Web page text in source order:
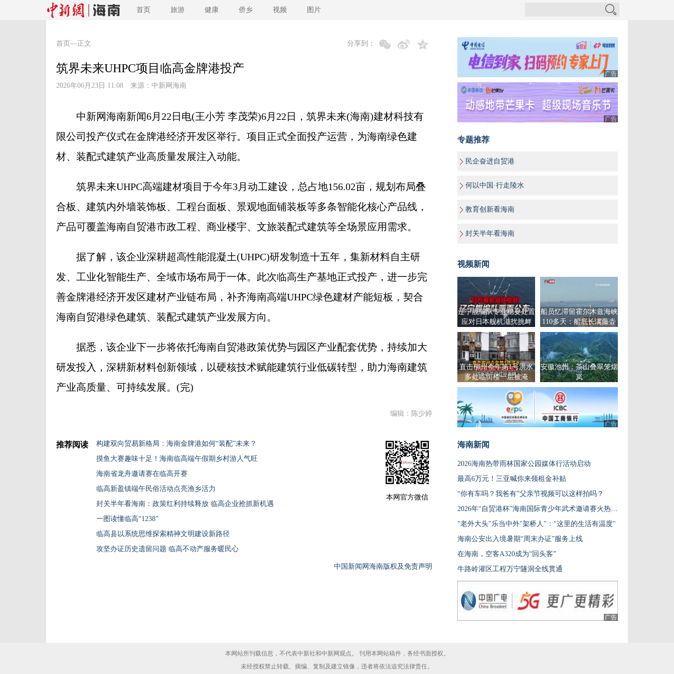
首页 旅游 健康 侨乡 视频 图片
首页 —正文 分享到：
筑界未来UHPC项目临高金牌港投产
2026年06月23日 11:08 来源： 中新网海南
中新网海南新闻6月22日电(王小芳 李茂荣)6月22日，筑界未来(海南)建材科技有
限公司投产仪式在金牌港经济开发区举行。项目正式全面投产运营，为海南绿色建
材、装配式建筑产业高质量发展注入动能。
筑界未来UHPC高端建材项目于今年3月动工建设，总占地156.02亩，规划布局叠
合板、建筑内外墙装饰板、工程台面板、景观地面铺装板等多条智能化核心产品线，
产品可覆盖海南自贸港市政工程、商业楼宇、文旅装配式建筑等全场景应用需求。
据了解，该企业深耕超高性能混凝土(UHPC)研发制造十五年，集新材料自主研
发、工业化智能生产、全域市场布局于一体。此次临高生产基地正式投产，进一步完
善金牌港经济开发区建材产业链布局，补齐海南高端UHPC绿色建材产能短板，契合
海南自贸港绿色建筑、装配式建筑产业发展方向。
据悉，该企业下一步将依托海南自贸港政策优势与园区产业配套优势，持续加大
研发投入，深耕新材料创新领域，以硬核技术赋能建筑行业低碳转型，助力海南建筑
产业高质量、可持续发展。(完)
编辑：陈少婷
推荐阅读
构建双向贸易新格局：海南金牌港如何“装配”未来？
摸鱼大赛趣味十足！海南临高端午假期乡村游人气旺
海南省龙舟邀请赛在临高开赛
临高新盈镇端午民俗活动点亮渔乡活力
封关半年看海南：政策红利持续释放 临高企业抢抓新机遇
一图读懂临高“1238”
临高县以系统思维探索精神文明建设新路径
攻坚办证历史遗留问题 临高不动产服务暖民心
本网官方微信
中国新闻网海南版权及免责声明
广告
广告
专题推荐
民企奋进自贸港
何以中国·行走陵水
教育创新看海南
封关半年看海南
视频新闻
辽宁舰编队专业稳妥处置
应对日本舰机滋扰挑衅
独家画面公布
船员忆滞留霍尔木兹海峡
110多天：船底长满藤壶
还在等16频道信号
直击柳州今年第1号洪水
多处临街楼一层被淹
安徽池州：茶山叠翠笼烟
岚
广告
海南新闻
2026海南热带雨林国家公园媒体行活动启动
最高6万元！三亚喊你来领租金补贴
“你有车吗？我爸有”父亲节视频可以这样拍吗？
2026年“自贸港杯”海南国际青少年武术邀请赛火热开赛
"老外大头"乐当中外"架桥人"："这里的生活有温度"
海南公安出入境暑期“周末办证”服务上线
在海南，空客A320成为“回头客”
牛路岭灌区工程万宁隧洞全线贯通
广告
本网站所刊载信息，不代表中新社和中新网观点。 刊用本网站稿件，务经书面授权。
未经授权禁止转载、摘编、复制及建立镜像，违者将依法追究法律责任。